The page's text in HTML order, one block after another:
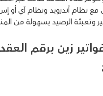
نظام أندرويد ونظام آي أو
وتعبئة الرصيد بسهولة من
زين برقم